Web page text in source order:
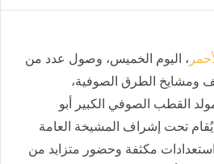
، اليوم الخميس، وصول عدد من
ومشايخ الطرق الصوفية،
القطب الصوفي الكبير أبو
تحت إشراف المشيخة العامة
مكثفة وحضور متزايد من